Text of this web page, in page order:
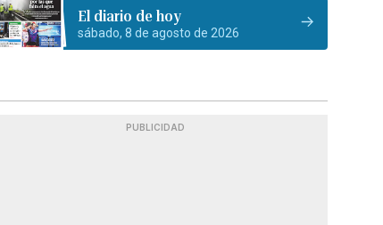
El diario de hoy
sábado, 8 de agosto de 2026
PUBLICIDAD